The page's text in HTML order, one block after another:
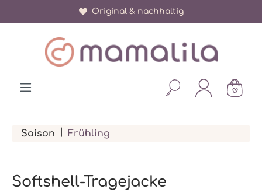
Original & nachhaltig
Über 150.000 zufriedene Eltern
Saison Frühling
Softshell-Tragejacke